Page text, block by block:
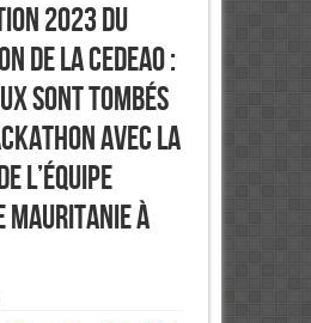
2023 du
de la CEDEAO :
sont tombés
avec la
l’équipe
Mauritanie à